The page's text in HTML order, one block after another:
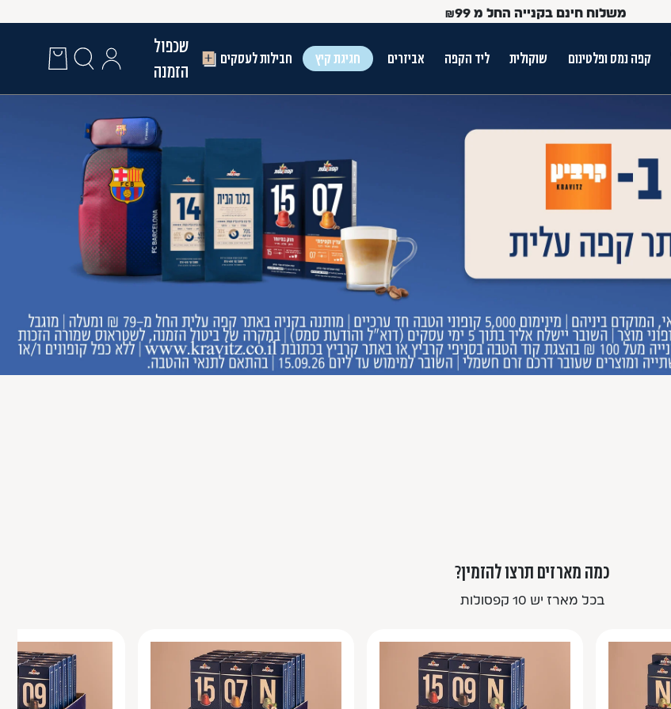
משלוח חינם בקנייה החל מ ₪99
קפה נמס ופלטינום שוקולית ליד הקפה אביזרים חגיגת קיץ חבילות לעסקים
שכפול
הזמנה
כמה מארזים תרצו להזמין?
בכל מארז יש 10 קפסולות